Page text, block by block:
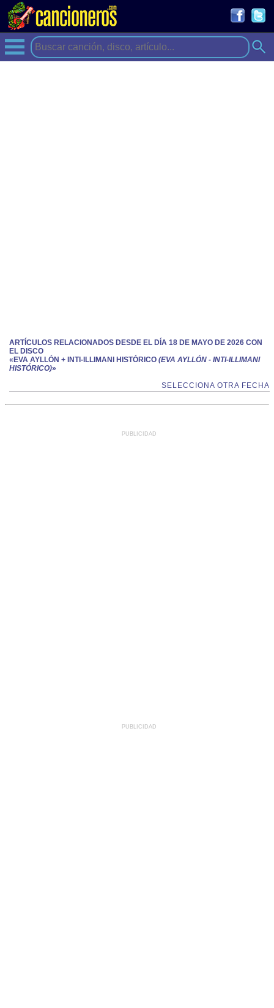
ARTÍCULOS RELACIONADOS DESDE EL DÍA 18 DE MAYO DE 2026 CON
EL DISCO
«EVA AYLLÓN + INTI-ILLIMANI HISTÓRICO (EVA AYLLÓN - INTI-ILLIMANI
HISTÓRICO)»
SELECCIONA OTRA FECHA
PUBLICIDAD
PUBLICIDAD